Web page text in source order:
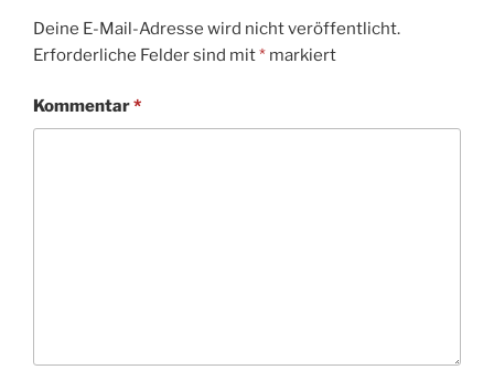
Deine E-Mail-Adresse wird nicht veröffentlicht.
Erforderliche Felder sind mit* markiert
Kommentar*